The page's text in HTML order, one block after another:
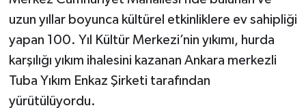
uzun yıllar boyunca kültürel etkinliklere ev sahipliği
yapan 100. Yıl Kültür Merkezi’nin yıkımı, hurda
karşılığı yıkım ihalesini kazanan Ankara merkezli
Tuba Yıkım Enkaz Şirketi tarafından
yürütülüyordu.